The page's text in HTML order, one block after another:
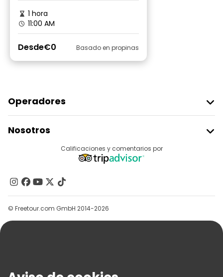
1 hora
11:00 AM
Desde€0 Basado en propinas
Operadores
Acceder Como Proveedor
Programa De Afiliados
Nosotros
Contacto
Grupos
Ayuda
Calificaciones y comentarios por
© Freetour.com GmbH 2014-2026